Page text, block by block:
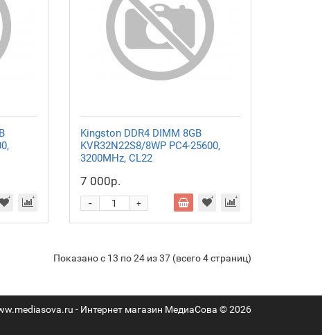
Kingston DDR4 DIMM 8GB
KVR32N22S8/8WP PC4-25600,
3200MHz, CL22
7 000р.
+
-
Показано с 13 по 24 из 37 (всего 4 страниц)
- Интернет магазин МедиаСова © 2026